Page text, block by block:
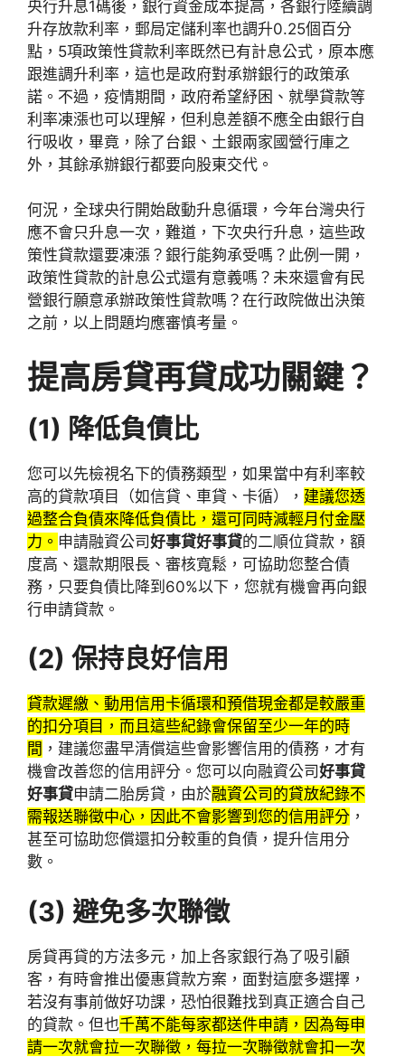
央行升息1碼後，銀行資金成本提高，各銀行陸續調
升存放款利率，郵局定儲利率也調升0.25個百分
點，5項政策性貸款利率既然已有計息公式，原本應
跟進調升利率，這也是政府對承辦銀行的政策承
諾。不過，疫情期間，政府希望紓困、就學貸款等
利率凍漲也可以理解，但利息差額不應全由銀行自
行吸收，畢竟，除了台銀、土銀兩家國營行庫之
外，其餘承辦銀行都要向股東交代。
何況，全球央行開始啟動升息循環，今年台灣央行
應不會只升息一次，難道，下次央行升息，這些政
策性貸款還要凍漲？銀行能夠承受嗎？此例一開，
政策性貸款的計息公式還有意義嗎？未來還會有民
營銀行願意承辦政策性貸款嗎？在行政院做出決策
之前，以上問題均應審慎考量。
提高房貸再貸成功關鍵？
(1) 降低負債比
您可以先檢視名下的債務類型，如果當中有利率較
高的貸款項目（如信貸、車貸、卡循）， 建議您透
過整合負債來降低負債比，還可同時減輕月付金壓
力。 申請融資公司好事貸好事貸的二順位貸款，額
度高、還款期限長、審核寬鬆，可協助您整合債
務，只要負債比降到60%以下，您就有機會再向銀
行申請貸款。
(2) 保持良好信用
貸款遲繳、動用信用卡循環和預借現金都是較嚴重
的扣分項目，而且這些紀錄會保留至少一年的時
間 ，建議您盡早清償這些會影響信用的債務，才有
機會改善您的信用評分。您可以向融資公司好事貸
好事貸申請二胎房貸，由於融資公司的貸放紀錄不
需報送聯徵中心，因此不會影響到您的信用評分 ，
甚至可協助您償還扣分較重的負債，提升信用分
數。
(3) 避免多次聯徵
房貸再貸的方法多元，加上各家銀行為了吸引顧
客，有時會推出優惠貸款方案，面對這麼多選擇，
若沒有事前做好功課，恐怕很難找到真正適合自己
的貸款。但也千萬不能每家都送件申請，因為每申
請一次就會拉一次聯徵，每拉一次聯徵就會扣一次